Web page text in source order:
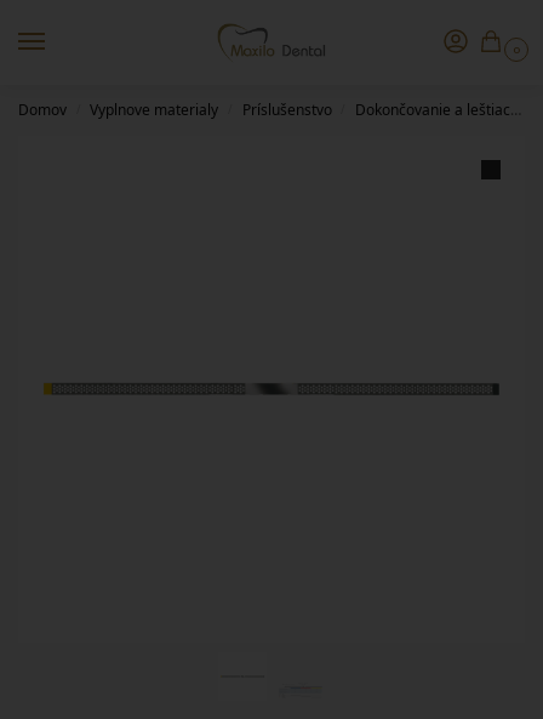
0
Domov Vyplnove materialy Príslušenstvo Dokončovanie a leštiace pomôcky